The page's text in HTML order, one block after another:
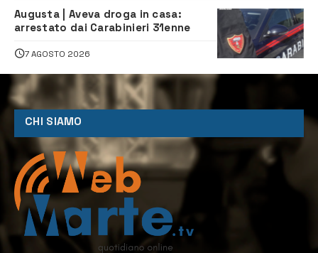
Augusta | Aveva droga in casa:
arrestato dai Carabinieri 31enne
7 AGOSTO 2026
CHI SIAMO